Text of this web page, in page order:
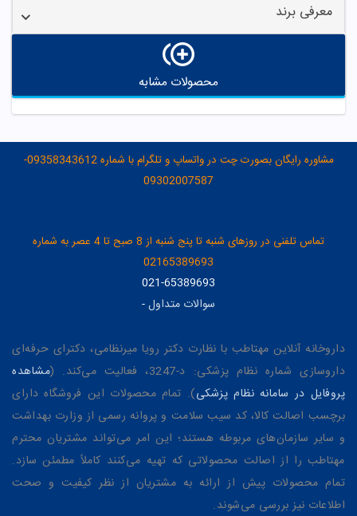
معرفی برند
محصولات مشابه
مشاوره رایگان بصورت چت در واتساپ و تلگرام با شماره 09358343612-
09302007587
تماس تلفنی در روزهای شنبه تا پنج شنبه از 8 صبح تا 4 عصر به شماره
02165389693
021-65389693
سوالات متداول-
داروخانه آنلاین مهتاطب با نظارت دکتر رویا میرنظامی، دکترای حرفه‌ای
داروسازی شماره نظام پزشکی: د-3247، فعالیت می‌کند. (
مشاهده
پروفایل در سامانه نظام پزشکی). تمام محصولات این فروشگاه دارای
برچسب اصالت کالا، کد سیب سلامت و پروانه رسمی از وزارت بهداشت
و سایر سازمان‌های مربوطه هستند؛ این امر می‌تواند مشتریان محترم
مهتاطب را از اصالت محصولاتی که تهیه می‌کنند کاملاً مطمئن سازد.
تمام محصولات پیش از ارائه به مشتریان از نظر کیفیت و صحت
اطلاعات نیز بررسی می‌شوند.